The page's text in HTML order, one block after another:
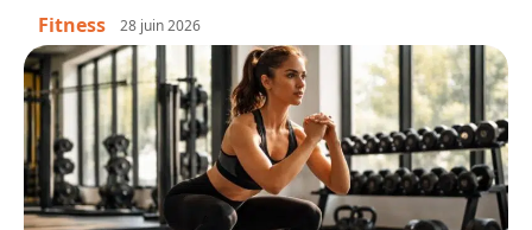
Fitness 28 juin 2026